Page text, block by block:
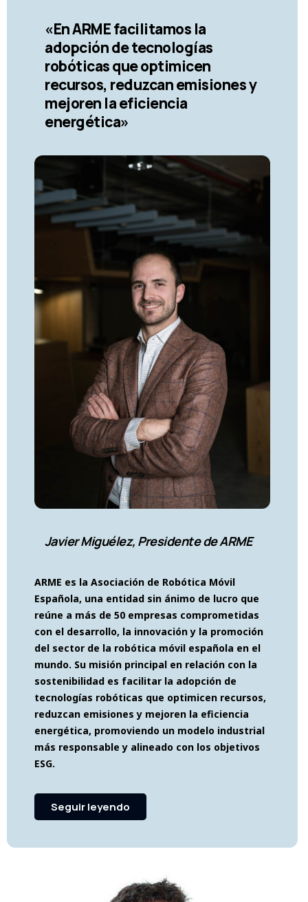
«En ARME facilitamos la
adopción de tecnologías
robóticas que optimicen
recursos, reduzcan emisiones y
mejoren la eficiencia
energética»
Javier Miguélez, Presidente de ARME
ARME es la Asociación de Robótica Móvil
Española, una entidad sin ánimo de lucro que
reúne a más de 50 empresas comprometidas
con el desarrollo, la innovación y la promoción
del sector de la robótica móvil española en el
mundo. Su misión principal en relación con la
sostenibilidad es facilitar la adopción de
tecnologías robóticas que optimicen recursos,
reduzcan emisiones y mejoren la eficiencia
energética, promoviendo un modelo industrial
más responsable y alineado con los objetivos
ESG.
Seguir leyendo